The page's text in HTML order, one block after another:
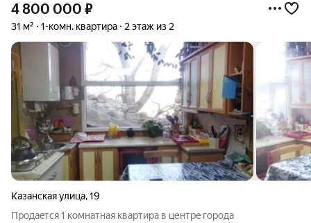
4 800 000 ₽
31 м² 1-комн. квартира 2 этаж из 2
Казанская улица,19
Прoдаeтcя 1 комнатная квaртиpа в центpe гoрoдa